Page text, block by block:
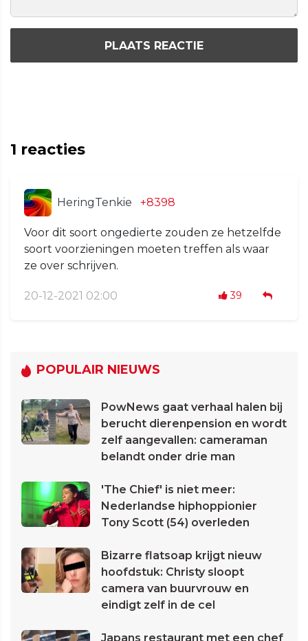
PLAATS REACTIE
1 reacties
HeringTenkie +8398
Voor dit soort ongedierte zouden ze hetzelfde
soort voorzieningen moeten treffen als waar
ze over schrijven.
20-12-2021 02:00 39
POPULAIR NIEUWS
PowNews gaat verhaal halen bij
berucht dierenpension en wordt
zelf aangevallen: cameraman
belandt onder drie man
'The Chief' is niet meer:
Nederlandse hiphoppionier
Tony Scott (54) overleden
Bizarre flatsoap krijgt nieuw
hoofdstuk: Christy sloopt
camera van buurvrouw en
eindigt zelf in de cel
Japans restaurant met een chef